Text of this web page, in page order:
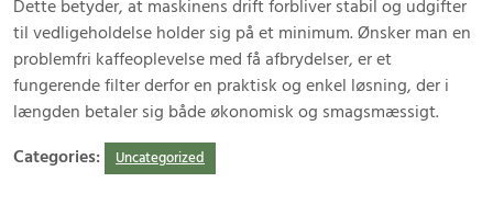
Dette betyder, at maskinens drift forbliver stabil og udgifter
til vedligeholdelse holder sig på et minimum. Ønsker man en
problemfri kaffeoplevelse med få afbrydelser, er et
fungerende filter derfor en praktisk og enkel løsning, der i
længden betaler sig både økonomisk og smagsmæssigt.
Categories:
Uncategorized